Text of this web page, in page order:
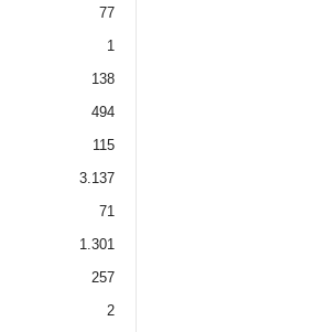
77
1
138
494
115
3.137
71
1.301
257
2